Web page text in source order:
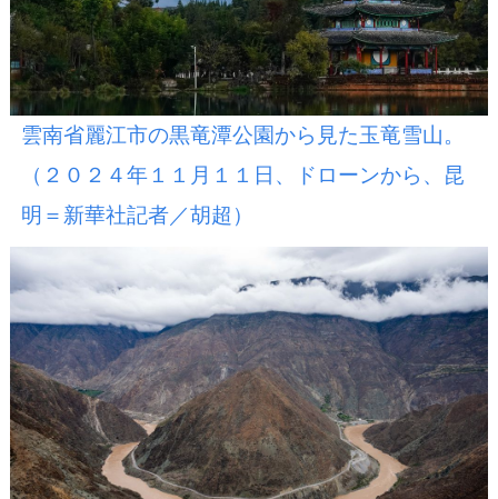
雲南省麗江市の黒竜潭公園から見た玉竜雪山。
（２０２４年１１月１１日、ドローンから、昆
明＝新華社記者／胡超）